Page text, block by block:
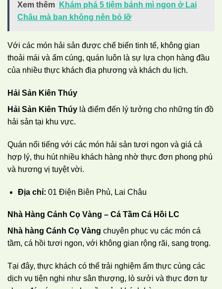
Xem thêm
Khám phá 5 tiệm bánh mì ngon ở Lai
Châu mà bạn không nên bỏ lỡ
Với các món hải sản được chế biến tinh tế, không gian
thoải mái và ấm cúng, quán luôn là sự lựa chọn hàng đầu
của nhiều thực khách địa phương và khách du lịch.
Hải Sản Kiên Thúy
Hải Sản Kiên Thúy là điểm đến lý tưởng cho những tín đồ
hải sản tại khu vực.
Quán nổi tiếng với các món hải sản tươi ngon và giá cả
hợp lý, thu hút nhiều khách hàng nhờ thực đơn phong phú
và hương vị tuyệt vời.
Địa chỉ: 01 Điện Biên Phủ, Lai Châu
Nhà Hàng Cánh Cọ Vàng – Cá Tầm Cá Hồi LC
Nhà hàng Cánh Cọ Vàng chuyên phục vụ các món cá
tầm, cá hồi tươi ngon, với không gian rộng rãi, sang trọng.
Tại đây, thực khách có thể trải nghiệm ẩm thực cùng các
dịch vụ tiện nghi như sân thượng, lò sưởi và thực đơn tự